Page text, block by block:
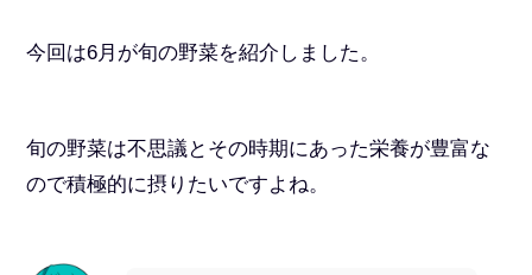
今回は6月が旬の野菜を紹介しました。
旬の野菜は不思議とその時期にあった栄養が豊富な
ので積極的に摂りたいですよね。